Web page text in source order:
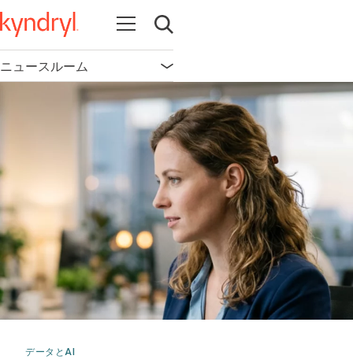
Open navigation
Open search
ニュースルーム Open navigation
データとAI